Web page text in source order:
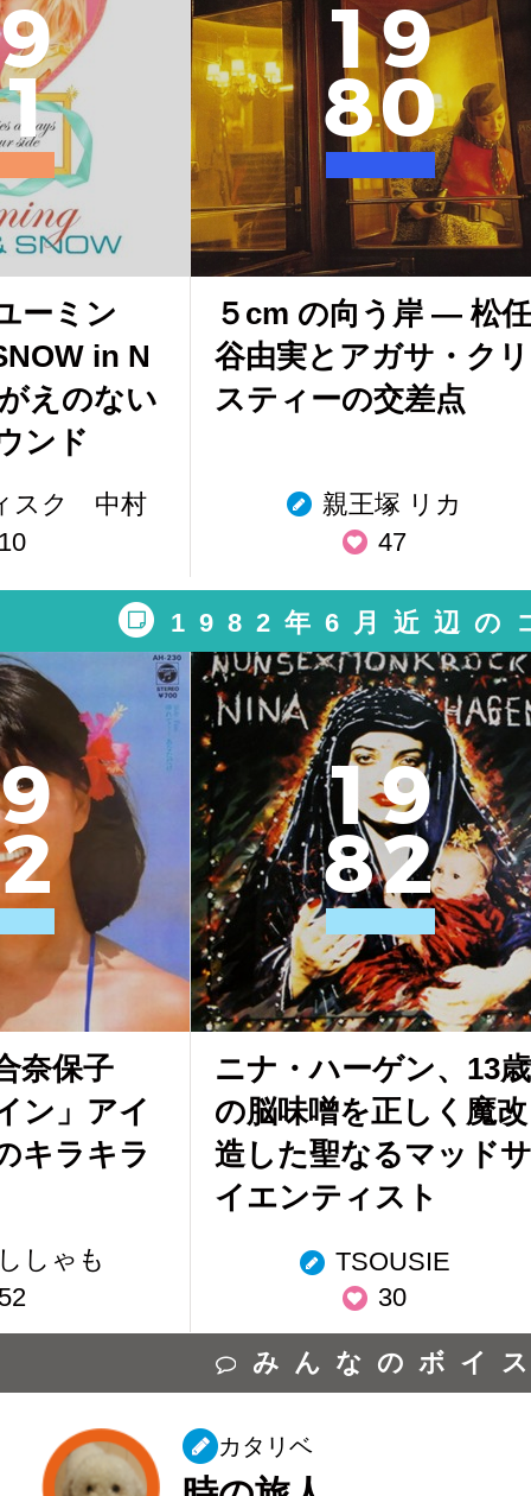
9
1
ーミン
in N
えのない
ンド
スク 中村
19
80
５cm の向う岸 — 松任
谷由実とアガサ・クリ
スティーの交差点
親王塚 リカ
47
1982年6月近辺の
9
2
奈保子
ン」アイ
キラキラ
しゃも
19
82
ニナ・ハーゲン、13歳
の脳味噌を正しく魔改
造した聖なるマッドサ
イエンティスト
TSOUSIE
30
みんなのボイ
カタリベ